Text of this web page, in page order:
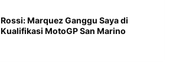
Rossi: Marquez Ganggu Saya di
Kualifikasi MotoGP San Marino